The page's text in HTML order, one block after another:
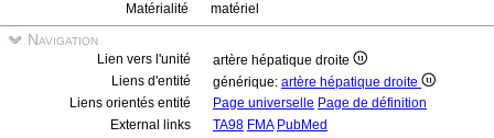
Matérialité
matériel
Navigation
Lien vers l'unité
artère hépatique droite
Liens d'entité
générique: artère hépatique droite
Liens orientés entité
Page universelle Page de définition
External links
TA98 FMA PubMed